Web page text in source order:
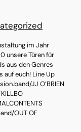
im Jahr
unsere Türen für
aus den Genres
auf euch! Line Up
JJ O’BRIEN
OUT OF